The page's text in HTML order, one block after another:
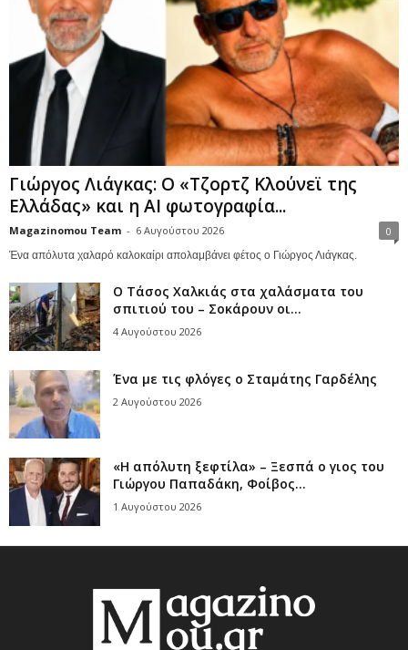
Γιώργος Λιάγκας: Ο «Τζορτζ Κλούνεϊ της
Ελλάδας» και η AI φωτογραφία...
Magazinomou Team - 6 Αυγούστου 2026 0
Ένα απόλυτα χαλαρό καλοκαίρι απολαμβάνει φέτος ο Γιώργος Λιάγκας.
Ο Τάσος Χαλκιάς στα χαλάσματα του
σπιτιού του – Σοκάρουν οι...
4 Αυγούστου 2026
Ένα με τις φλόγες ο Σταμάτης Γαρδέλης
2 Αυγούστου 2026
«Η απόλυτη ξεφτίλα» – Ξεσπά ο γιος του
Γιώργου Παπαδάκη, Φοίβος...
1 Αυγούστου 2026